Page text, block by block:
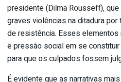
presidente (Dilma Rousseff),
graves violências na ditadura
de resistência. Esses
e pressão social em se constituir
para que os culpados fossem
É evidente que as narrativas